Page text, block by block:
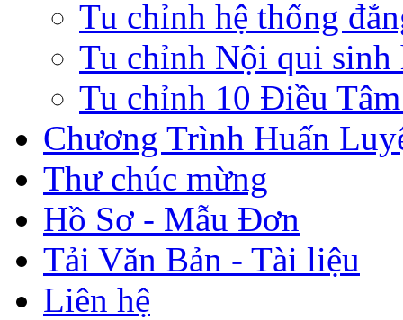
Tu chỉnh hệ thống
Tu chỉnh Nội qui sinh
Tu chỉnh 10 Điều
Chương Trình Huấn
Thư chúc mừng
Hồ Sơ - Mẫu Đơn
Tải Văn Bản - Tài liệu
Liên hệ